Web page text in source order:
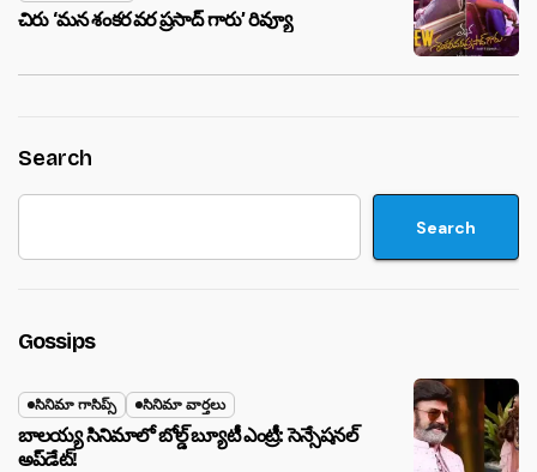
చిరు ‘మ‌న శంక‌ర వ‌ర ప్ర‌సాద్ గారు’ రివ్యూ
Search
Search
Gossips
సినిమా గాసిప్స్ సినిమా వార్తలు
బాలయ్య సినిమాలో బోల్డ్ బ్యూటీ ఎంట్రీ: సెన్సేషనల్
అప్‌డేట్!